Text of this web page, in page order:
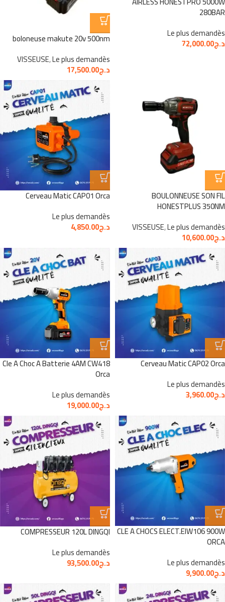
280BAR
Le plus demandès
د.ج72,000.00
boloneuse makute 20v 500nm
VISSEUSE,Le plus demandès
د.ج17,500.00
BOULONNEUSE SON FIL
HONESTPLUS 350NM
VISSEUSE,Le plus demandès
د.ج10,600.00
Cerveau Matic CAP01 Orca
Le plus demandès
د.ج4,850.00
Cerveau Matic CAP02 Orca
Le plus demandès
د.ج3,960.00
Cle A Choc A Batterie 4AM CW418
Orca
Le plus demandès
د.ج19,000.00
CLE A CHOCS ELECT.EIW106 900W
ORCA
Le plus demandès
د.ج9,900.00
COMPRESSEUR 120L DINGQI
Le plus demandès
د.ج93,500.00